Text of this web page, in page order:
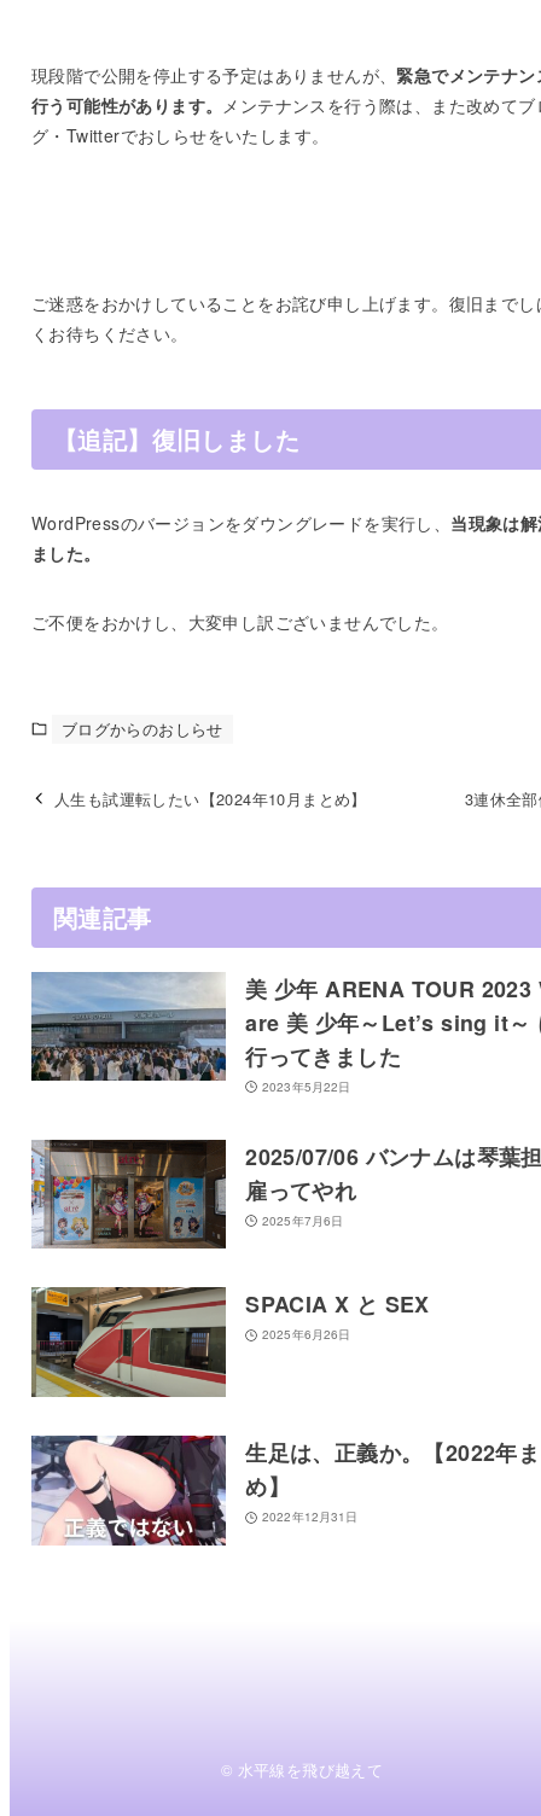
現段階で公開を停止する予定はありませんが、 緊急でメンテナン
行う可能性があります。
メンテナンスを行う際は、また改めてブ
グ・Twitterでおしらせをいたします。
ご迷惑をおかけしていることをお詫び申し上げます。復旧までし
くお待ちください。
【追記】復旧しました
WordPressのバージョンをダウングレードを実行し、 当現象は
ました。
ご不便をおかけし、大変申し訳ございませんでした。
ブログからのおしらせ
人生も試運転したい【2024年10月まとめ】 3連休全
関連記事
美 少年 ARENA TOUR 2023
are 美 少年～Let’s sing it～
行ってきました
2023年5月22日
2025/07/06 バンナムは琴葉
雇ってやれ
2025年7月6日
SPACIA X と SEX
2025年6月26日
生足は、正義か。【2022年
め】
2022年12月31日
© 水平線を飛び越えて